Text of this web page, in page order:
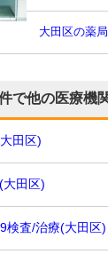
大田区の薬
で他の医療機
大田区)
(大田区)
検査/治療(大田区)